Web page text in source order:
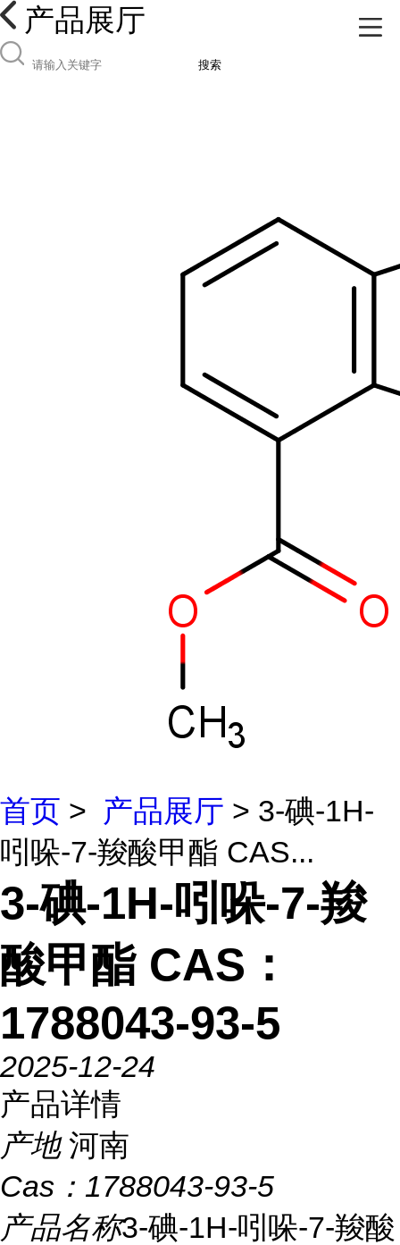
产品展厅
搜索
首页 > 产品展厅 > 3-碘-1H-
吲哚-7-羧酸甲酯 CAS...
3-碘-1H-吲哚-7-羧
酸甲酯 CAS：
1788043-93-5
2025-12-24
产品详情
产地 河南
Cas： 1788043-93-5
产品名称3-碘-1H-吲哚-7-羧酸